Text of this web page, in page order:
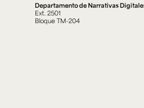
Departamento de Narrativas
Ext. 2501
Bloque TM-204